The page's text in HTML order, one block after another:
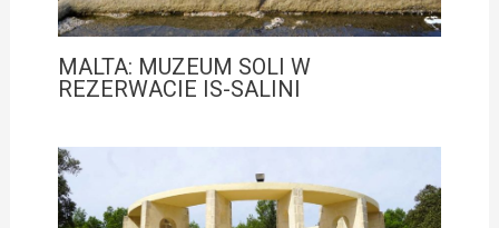
MALTA: MUZEUM SOLI W
REZERWACIE IS-SALINI